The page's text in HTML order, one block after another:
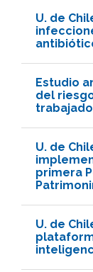
U. de
Estudio
del
U. de
primera
U. de